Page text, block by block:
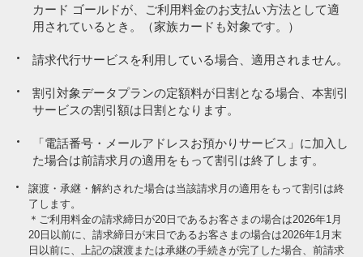
カード ゴールドが、ご利用料金のお支払い方法として適
用されているとき。（家族カードも対象です。）
請求代行サービスを利用している場合、適用されません。
割引対象データプランの定額料が日割となる場合、本割引
サービスの割引額は日割となります。
「電話番号・メールアドレスお預かりサービス」に加入し
た場合は前請求月の適用をもって割引は終了します。
譲渡・承継・解約された場合は当該請求月の適用をもって割引は終
了します。
＊ご利用料金の請求締日が20日であるお客さまの場合は2026年1月
20日以前に、請求締日が末日であるお客さまの場合は2026年1月末
日以前に、上記の譲渡または承継の手続きが完了した場合、前請求